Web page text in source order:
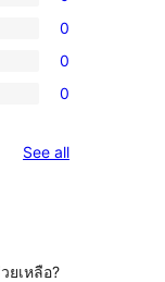
0
0
0
See allreviews
ยเหลือ?